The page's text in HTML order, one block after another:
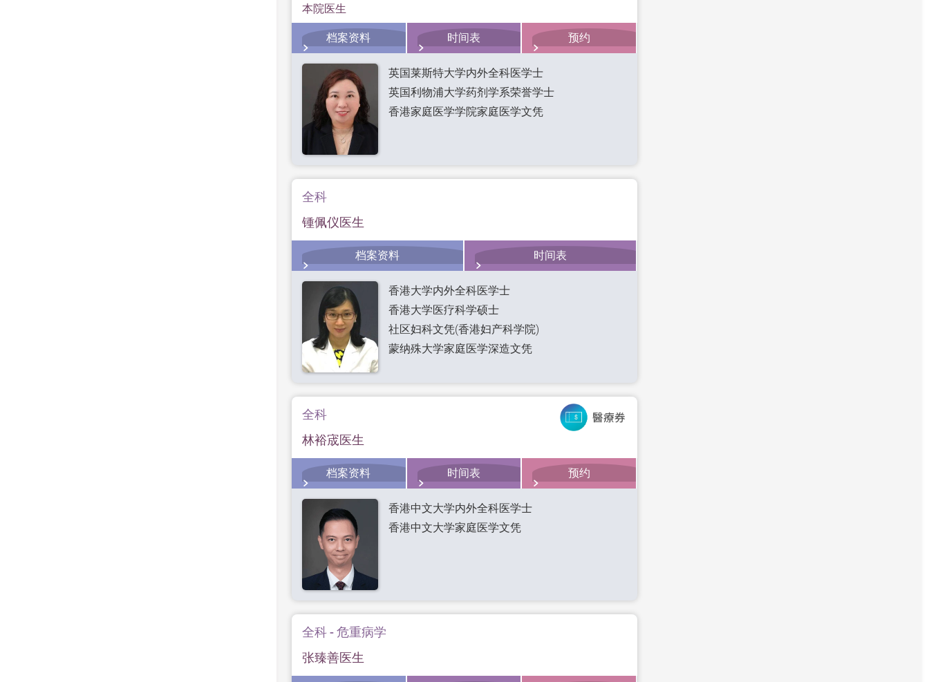
本院医生
档案资料 时间表 预约
英国莱斯特大学内外全科医学士
英国利物浦大学药剂学系荣誉学士
香港家庭医学学院家庭医学文凭
全科
锺佩仪医生
档案资料 时间表
香港大学内外全科医学士
香港大学医疗科学硕士
社区妇科文凭(香港妇产科学院)
蒙纳殊大学家庭医学深造文凭
全科
林裕宬医生
档案资料 时间表 预约
香港中文大学内外全科医学士
香港中文大学家庭医学文凭
全科 - 危重病学
张臻善医生